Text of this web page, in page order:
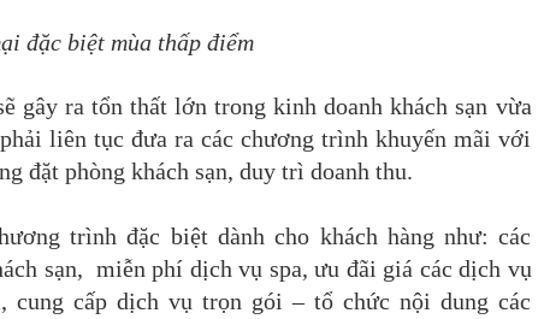
đặc biệt mùa thấp điểm
gây ra tổn thất lớn trong kinh doanh khách sạn vừa
liên tục đưa ra các chương trình khuyến mãi với
đặt phòng khách sạn, duy trì doanh thu.
trình đặc biệt dành cho khách hàng như: các
sạn, miễn phí dịch vụ spa, ưu đãi giá các dịch vụ
cấp dịch vụ trọn gói – tổ chức nội dung các